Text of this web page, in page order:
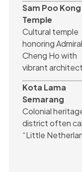
Sam Poo Kong
Temple
Cultural temple
honoring Admiral
Cheng Ho with
vibrant
Kota Lama
Semarang
Colonial
district often
“Little